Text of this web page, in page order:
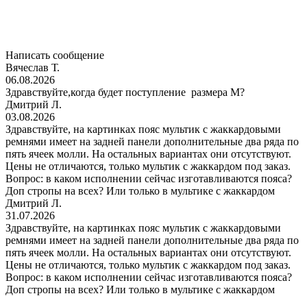
Написать сообщение
Вячеслав Т.
06.08.2026
Здравствуйте,когда будет поступление размера M?
Дмитрий Л.
03.08.2026
Здравствуйте, на картинках пояс мультик с жаккардовыми
ремнями имеет на задней панели дополнительные два ряда по
пять ячеек молли. На остальных вариантах они отсутствуют.
Цены не отличаются, только мультик с жаккардом под заказ.
Вопрос: в каком исполнении сейчас изготавливаются пояса?
Доп стропы на всех? Или только в мультике с жаккардом
Дмитрий Л.
31.07.2026
Здравствуйте, на картинках пояс мультик с жаккардовыми
ремнями имеет на задней панели дополнительные два ряда по
пять ячеек молли. На остальных вариантах они отсутствуют.
Цены не отличаются, только мультик с жаккардом под заказ.
Вопрос: в каком исполнении сейчас изготавливаются пояса?
Доп стропы на всех? Или только в мультике с жаккардом